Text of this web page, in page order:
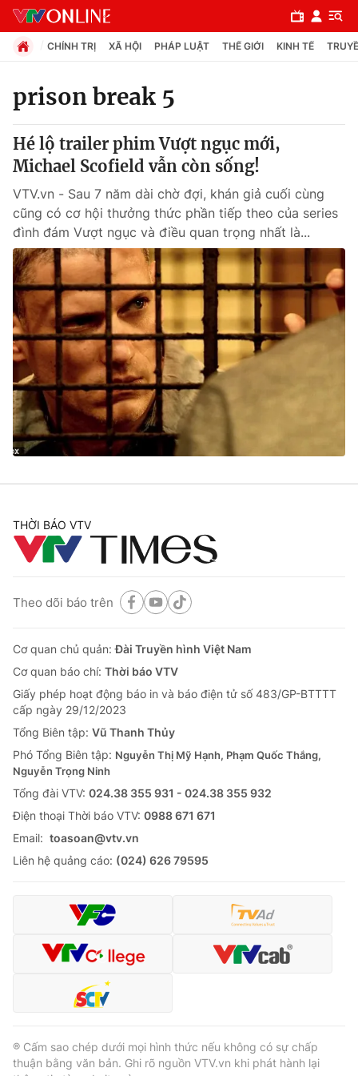
Chuyên mục
Chính trị
Xã hội
Pháp luật
Y tế
Thế giới
Tin tức
Thế giới đó đây
Câu chuyện quốc tế
Kinh tế
Tài chính
Thị trường
Góc doanh nghiệp
Dữ liệu và đời sống
Truyền hình
Phim VTV
Hậu trường
Giải sao mai
Giải trí
Điện ảnh
Âm nhạc
Du lịch
Làm đẹp
Chất lượng cuộc sống
Tuyển sinh
Học trực tuyến
Công nghệ
Hitech Công nghệ tương lai
Sản phẩm
Thị trường
Tư vấn
Giao lưu trực tuyến
Lịch phát sóng
Chuyên mục khác
Emagazine Podcast
Video Shorts video
VTV Money
VTV Sức khoẻ Bất động sản
CHÍNH TRỊ XÃ HỘI PHÁP LUẬT THẾ GIỚI KINH TẾ
prison break 5
Hé lộ trailer phim Vượt ngục mới,
Michael Scofield vẫn còn sống!
VTV.vn - Sau 7 năm dài chờ đợi, khán giả cuối cùng
cũng có cơ hội thưởng thức phần tiếp theo của series
đình đám Vượt ngục và điều quan trọng nhất là...
THỜI BÁO VTV
Theo dõi báo trên
Cơ quan chủ quản:Đài Truyền hình Việt Nam
Cơ quan báo chí: Thời báo VTV
Giấy phép hoạt động báo in và báo điện tử số 483/GP-BTTTT
cấp ngày 29/12/2023
Tổng Biên tập: Vũ Thanh Thủy
Phó Tổng Biên tập: Nguyễn Thị Mỹ Hạnh, Phạm Quốc Thắng,
Nguyễn Trọng Ninh
Tổng đài VTV: 024.38 355 931 - 024.38 355 932
Ðiện thoại Thời báo VTV: 0988 671 671
Email: toasoan@vtv.vn
Liên hệ quảng cáo: (024) 626 79595
® Cấm sao chép dưới mọi hình thức nếu không có sự chấp
thuận bằng văn bản. Ghi rõ nguồn VTV.vn khi phát hành lại